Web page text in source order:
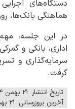
دستگاه‌های
هماهنگی بانک‌ها، روز سه‌شنبه ۲۱
در این جلسه،
اداری، بانکی و
سرمایه‌گذاری و
گرفت.
تاریخ انتشار: ۲۱ بهمن ۱۴۰۴ - ۱۵:۰۵
آخرین بروزرسانی: ۲۱ بهمن ۱۴۰۴ - ۱۵:۰۵